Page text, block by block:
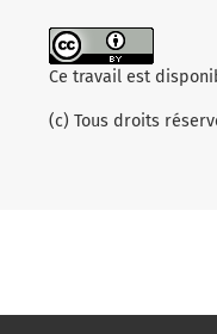
Ce travail est
(c) Tous droits